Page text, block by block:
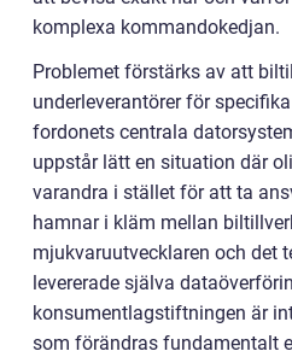
komplexa kommandokedjan.
Problemet förstärks av att
underleverantörer för
fordonets centrala
uppstår lätt en situation där
varandra i stället för att ta
hamnar i kläm mellan
mjukvaruutvecklaren och det
levererade själva
konsumentlagstiftningen är
som förändras fundamentalt